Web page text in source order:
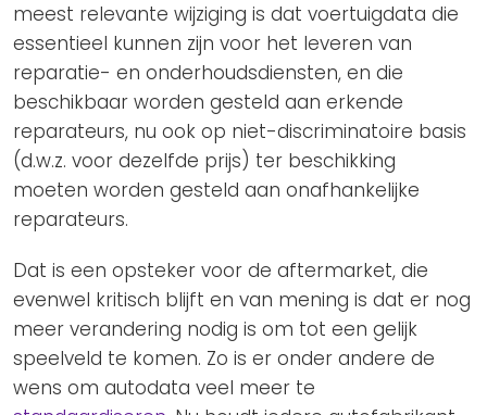
meest relevante wijziging is dat voertuigdata die
essentieel kunnen zijn voor het leveren van
reparatie- en onderhoudsdiensten, en die
beschikbaar worden gesteld aan erkende
reparateurs, nu ook op niet-discriminatoire basis
(d.w.z. voor dezelfde prijs) ter beschikking
moeten worden gesteld aan onafhankelijke
reparateurs.
Dat is een opsteker voor de aftermarket, die
evenwel kritisch blijft en van mening is dat er nog
meer verandering nodig is om tot een gelijk
speelveld te komen. Zo is er onder andere de
wens om autodata veel meer te